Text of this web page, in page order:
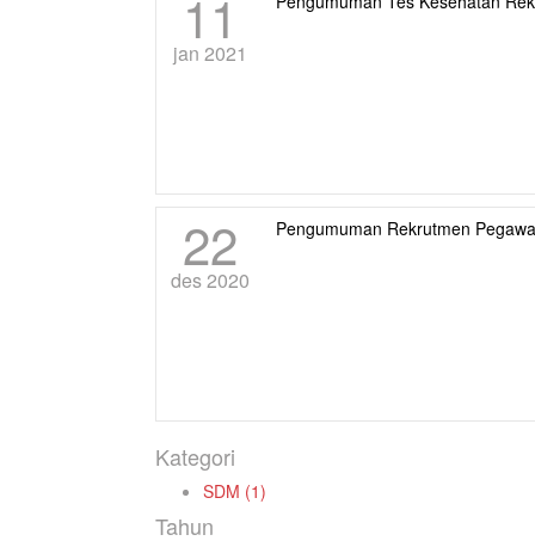
11
jan 2021
22
des 2020
Pengumuman Rekrutmen
Kategori
SDM (1)
Tahun